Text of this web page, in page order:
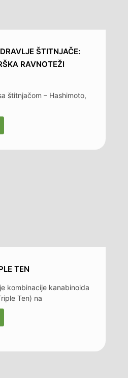
ŠTITNJAČE:
RAVNOTEŽI
štitnjačom – Hashimoto,
TEN
kombinacije kanabinoida
Ten) na